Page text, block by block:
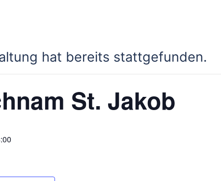
hat bereits stattgefunden.
St. Jakob